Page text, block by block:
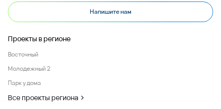
Напишите нам
Проекты в регионе
Восточный
Молодежный 2
Парк у дома
Все проекты региона